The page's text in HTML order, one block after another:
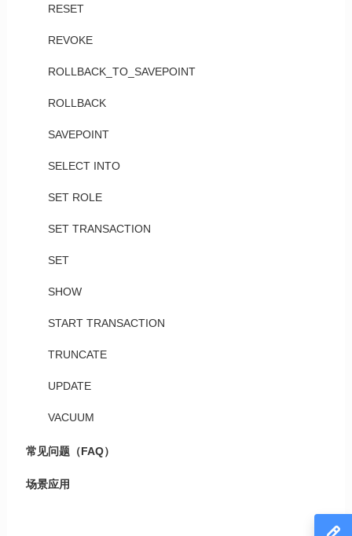
RESET
REVOKE
ROLLBACK_TO_SAVEPOINT
ROLLBACK
SAVEPOINT
SELECT INTO
SET ROLE
SET TRANSACTION
SET
SHOW
START TRANSACTION
TRUNCATE
UPDATE
VACUUM
常见问题（FAQ）
场景应用